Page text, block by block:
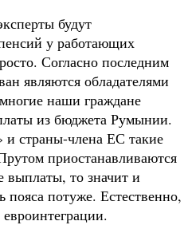
будут
у работающих
Согласно последним
являются обладателями
наши граждане
из бюджета Румынии.
и страны-члена ЕС такие
приостанавливаются
выплаты, то значит и
пояса потуже. Естественно,